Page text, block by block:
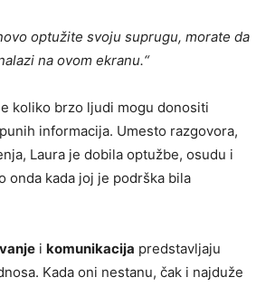
optužite svoju suprugu, morate da
na ovom ekranu.“
koliko brzo ljudi mogu donositi
informacija. Umesto razgovora,
Laura je dobila optužbe, osudu i
onda kada joj je podrška bila
i komunikacija predstavljaju
Kada oni nestanu, čak i najduže